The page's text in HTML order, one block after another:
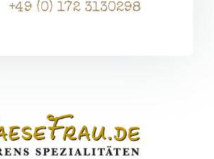
+49 (0) 172 3130298